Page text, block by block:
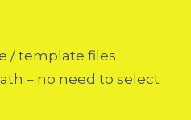
/ template files
– no need to select